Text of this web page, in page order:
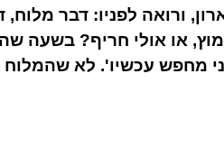
ורואה לפניו: דבר מלוח,
או אולי חריף? בשעה
מחפש עכשיו'. לא שהמלוח